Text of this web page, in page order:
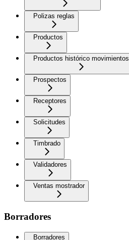
Polizas reglas
Productos
Productos histórico movimientos
Prospectos
Receptores
Solicitudes
Timbrado
Validadores
Ventas mostrador
Borradores
Borradores